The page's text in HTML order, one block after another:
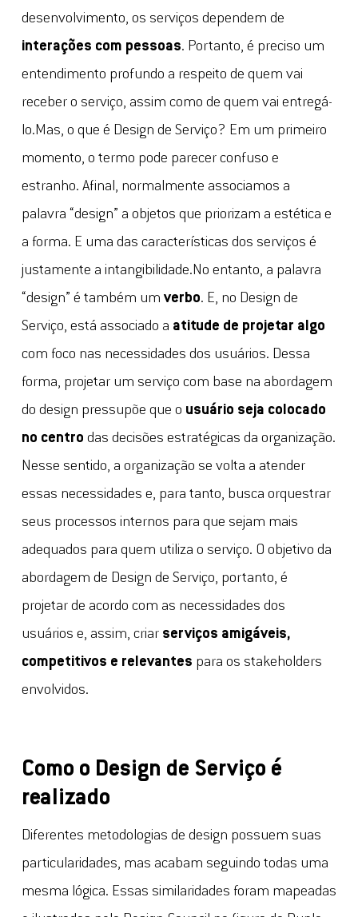
desenvolvimento, os serviços dependem de
interações com pessoas. Portanto, é preciso um
entendimento profundo a respeito de quem vai
receber o serviço, assim como de quem vai entregá-
lo.Mas, o que é Design de Serviço? Em um primeiro
momento, o termo pode parecer confuso e
estranho. Afinal, normalmente associamos a
palavra “design” a objetos que priorizam a estética e
a forma. E uma das características dos serviços é
justamente a intangibilidade.No entanto, a palavra
“design” é também um verbo. E, no Design de
Serviço, está associado a atitude de projetar algo
com foco nas necessidades dos usuários. Dessa
forma, projetar um serviço com base na abordagem
do design pressupõe que o usuário seja colocado
no centro das decisões estratégicas da organização.
Nesse sentido, a organização se volta a atender
essas necessidades e, para tanto, busca orquestrar
seus processos internos para que sejam mais
adequados para quem utiliza o serviço. O objetivo da
abordagem de Design de Serviço, portanto, é
projetar de acordo com as necessidades dos
usuários e, assim, criar serviços amigáveis,
competitivos e relevantes para os stakeholders
envolvidos.
Como o Design de Serviço é
realizado
Diferentes metodologias de design possuem suas
particularidades, mas acabam seguindo todas uma
mesma lógica. Essas similaridades foram mapeadas